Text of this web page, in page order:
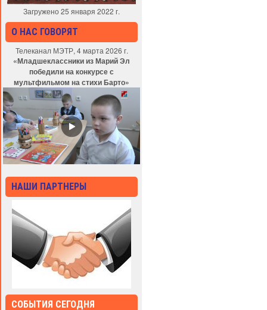
Загружено 25 января 2022 г.
О НАС ГОВОРЯТ
Телеканал МЭТР, 4 марта 2026 г.
«Младшеклассники из Марий Эл
победили на конкурсе с
мультфильмом на стихи Барто»
НАШИ ПАРТНЕРЫ
СОБЫТИЯ СЕГОДНЯ